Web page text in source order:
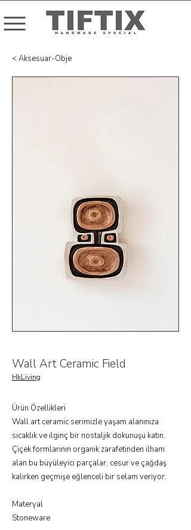
< Aksesuar-Obje
Wall Art Ceramic Field
HkLiving
Ürün Özellikleri
Wall art ceramic serimizle yaşam alanınıza
sıcaklık ve ilginç bir nostaljik dokunuşu katın.
Çiçek formlarının organik zarafetinden ilham
alan bu büyüleyici parçalar, cesur ve çağdaş
kalırken geçmişe eğlenceli bir selam veriyor.
Materyal
Stoneware